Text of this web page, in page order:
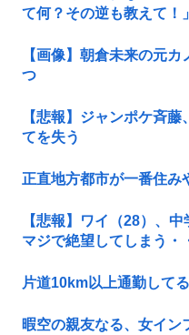
て何？その逆も教えて！
【画像】朝倉未来の元
つ
【悲報】ジャンポケ斉
てを失う
正直地方都市が一番住み
【悲報】ワイ（28）、
マジで絶望してしまう・
片道10km以上通勤して
暇空の親友なる、女イン